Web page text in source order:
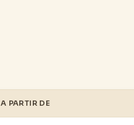
A PARTIR DE